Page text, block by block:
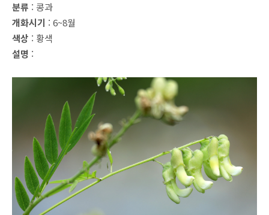
분류 : 콩과
개화시기 : 6~8월
색상 : 황색
설명 :